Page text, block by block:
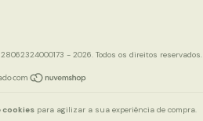
cookies para agilizar a sua experiência de compra.
- 2026. Todos os direitos reservados.